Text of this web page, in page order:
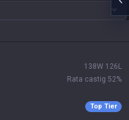
138W 126 L
Rata castig 52%
Top Tier